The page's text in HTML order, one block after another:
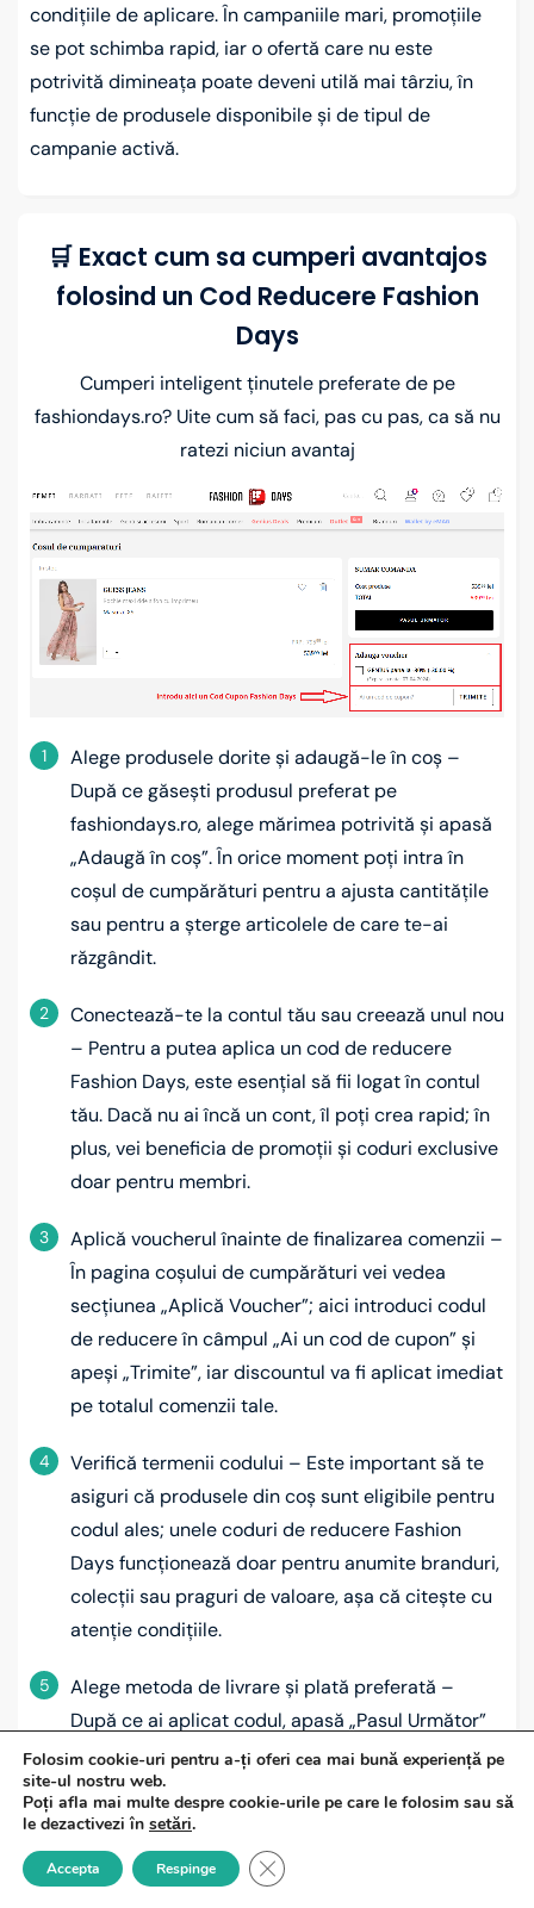
condițiile de aplicare. În campaniile mari, promoțiile
se pot schimba rapid, iar o ofertă care nu este
potrivită dimineața poate deveni utilă mai târziu, în
funcție de produsele disponibile și de tipul de
campanie activă.
🛒 Exact cum sa cumperi avantajos
folosind un Cod Reducere Fashion
Days
Cumperi inteligent ținutele preferate de pe
fashiondays.ro? Uite cum să faci, pas cu pas, ca să nu
ratezi niciun avantaj
1
Alege produsele dorite și adaugă-le în coș –
După ce găsești produsul preferat pe
fashiondays.ro, alege mărimea potrivită și apasă
„Adaugă în coș”. În orice moment poți intra în
coșul de cumpărături pentru a ajusta cantitățile
sau pentru a șterge articolele de care te-ai
răzgândit.
2
Conectează-te la contul tău sau creează unul nou
– Pentru a putea aplica un cod de reducere
Fashion Days, este esențial să fii logat în contul
tău. Dacă nu ai încă un cont, îl poți crea rapid; în
plus, vei beneficia de promoții și coduri exclusive
doar pentru membri.
3
Aplică voucherul înainte de finalizarea comenzii –
În pagina coșului de cumpărături vei vedea
secțiunea „Aplică Voucher”; aici introduci codul
de reducere în câmpul „Ai un cod de cupon” și
apeși „Trimite”, iar discountul va fi aplicat imediat
pe totalul comenzii tale.
4
Verifică termenii codului – Este important să te
asiguri că produsele din coș sunt eligibile pentru
codul ales; unele coduri de reducere Fashion
Days funcționează doar pentru anumite branduri,
colecții sau praguri de valoare, așa că citește cu
atenție condițiile.
5
Alege metoda de livrare și plată preferată –
După ce ai aplicat codul, apasă „Pasul Următor”
ca să selectezi opțiunea de livrare și metoda de
plată dorită; dacă ai uitat să aplici codul anterior,
vei mai avea o șansă să-l introduci chiar înainte
de a apăsa pe „Finalizează Comanda”.
Folosim cookie-uri pentru a-ți oferi cea mai bună experiență pe
site-ul nostru web.
Poți afla mai multe despre cookie-urile pe care le folosim sau să
le dezactivezi în setări.
Accepta Respinge Close GDPR Cookie Banner